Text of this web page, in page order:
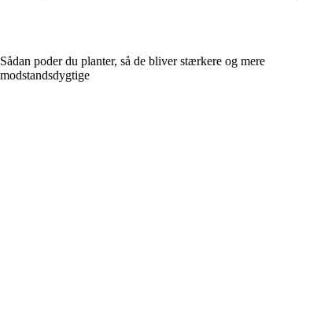
Sådan poder du planter, så de bliver stærkere og mere
modstandsdygtige